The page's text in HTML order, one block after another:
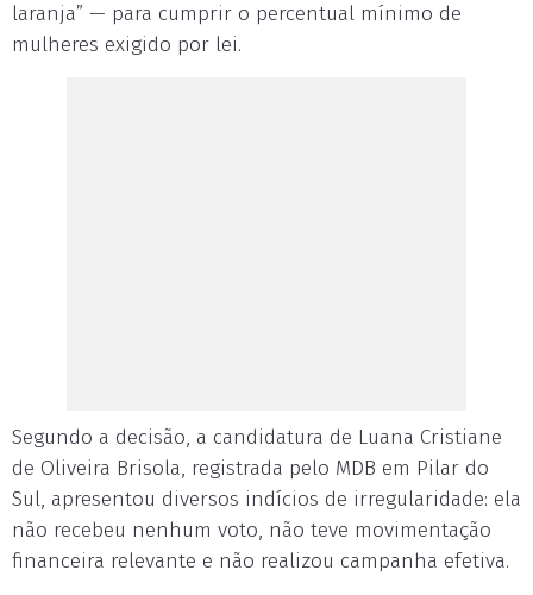
laranja” — para cumprir o percentual mínimo de
mulheres exigido por lei.
Segundo a decisão, a candidatura de Luana Cristiane
de Oliveira Brisola, registrada pelo MDB em Pilar do
Sul, apresentou diversos indícios de irregularidade: ela
não recebeu nenhum voto, não teve movimentação
financeira relevante e não realizou campanha efetiva.